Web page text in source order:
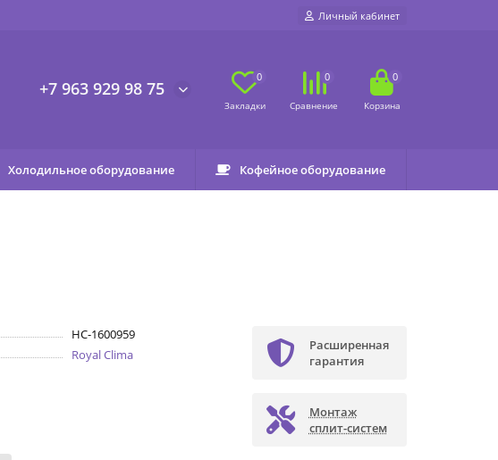
Личный кабинет
+7 963 929 98 75
0 0 0
Холодильное оборудование Кофейное оборудование
НС-1600959
Royal Clima
Расширенная
гарантия
Монтаж
сплит-систем